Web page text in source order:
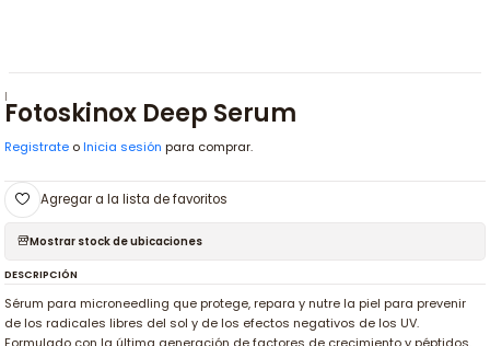
|
Fotoskinox Deep Serum
Registrate o Inicia sesión para comprar.
Agregar a la lista de favoritos
Mostrar stock de ubicaciones
DESCRIPCIÓN
Sérum para microneedling que protege, repara y nutre la piel para prevenir
de los radicales libres del sol y de los efectos negativos de los UV.